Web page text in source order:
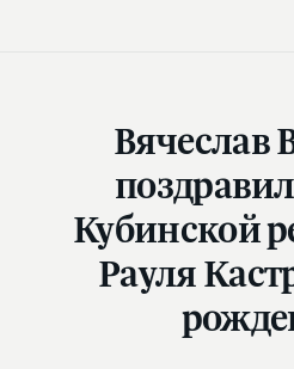
Вячеслав
Кубинской
Рауля